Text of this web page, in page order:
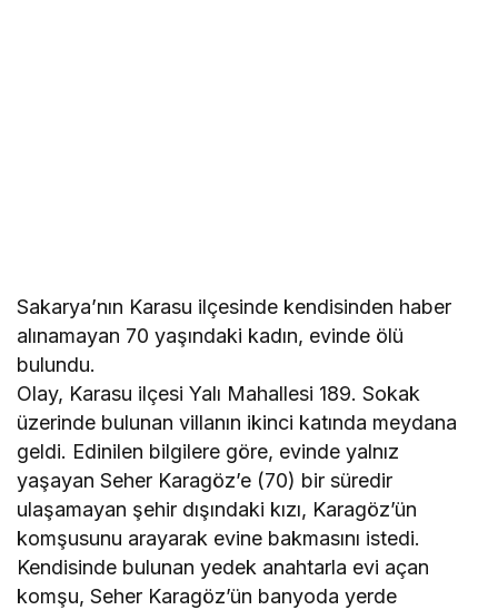
Sakarya’nın Karasu ilçesinde kendisinden haber
alınamayan 70 yaşındaki kadın, evinde ölü
bulundu.
Olay, Karasu ilçesi Yalı Mahallesi 189. Sokak
üzerinde bulunan villanın ikinci katında meydana
geldi. Edinilen bilgilere göre, evinde yalnız
yaşayan Seher Karagöz’e (70) bir süredir
ulaşamayan şehir dışındaki kızı, Karagöz’ün
komşusunu arayarak evine bakmasını istedi.
Kendisinde bulunan yedek anahtarla evi açan
komşu, Seher Karagöz’ün banyoda yerde